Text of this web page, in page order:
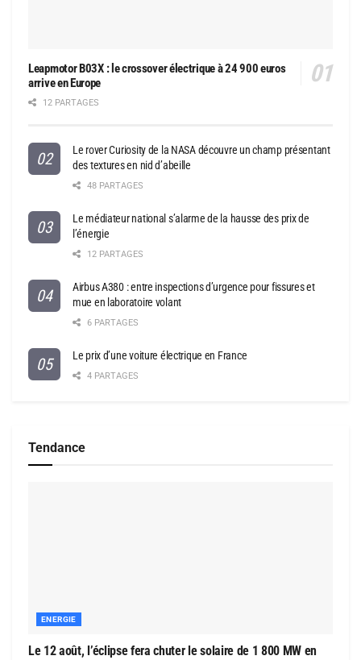
Leapmotor B03X : le crossover électrique à 24 900 euros
arrive en Europe
12 PARTAGES
Le rover Curiosity de la NASA découvre un champ présentant
des textures en nid d’abeille
48 PARTAGES
Le médiateur national s’alarme de la hausse des prix de
l’énergie
12 PARTAGES
Airbus A380 : entre inspections d’urgence pour fissures et
mue en laboratoire volant
6 PARTAGES
Le prix d’une voiture électrique en France
4 PARTAGES
Tendance
ENERGIE
Le 12 août, l’éclipse fera chuter le solaire de 1 800 MW en